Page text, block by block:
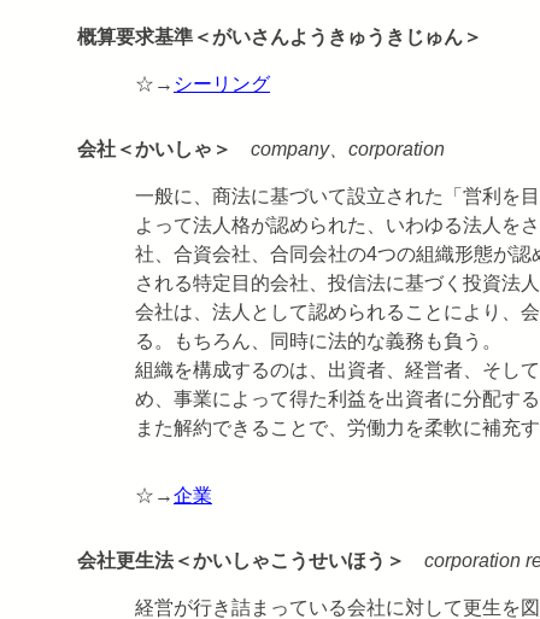
概算要求基準＜がいさんようきゅうきじゅん＞
☆→ シーリング
会社＜かいしゃ＞ company、corporation
一般に、商法に基づいて設立された「営利を
よって法人格が認められた、いわゆる法人を
社、合資会社、合同会社の4つの組織形態が
される特定目的会社、投信法に基づく投資法
会社は、法人として認められることにより、
る。もちろん、同時に法的な義務も負う。
組織を構成するのは、出資者、経営者、そし
め、事業によって得た利益を出資者に分配す
また解約できることで、労働力を柔軟に補充
☆→企業
会社更生法＜かいしゃこうせいほう＞ corporation
経営が行き詰まっている会社に対して更生を